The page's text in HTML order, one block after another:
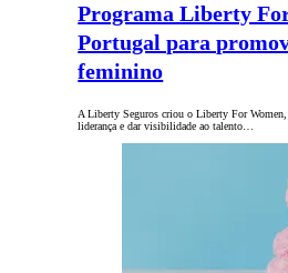
Programa Liberty
Portugal para
feminino
A Liberty Seguros criou o Liberty For
liderança e dar visibilidade ao talento…